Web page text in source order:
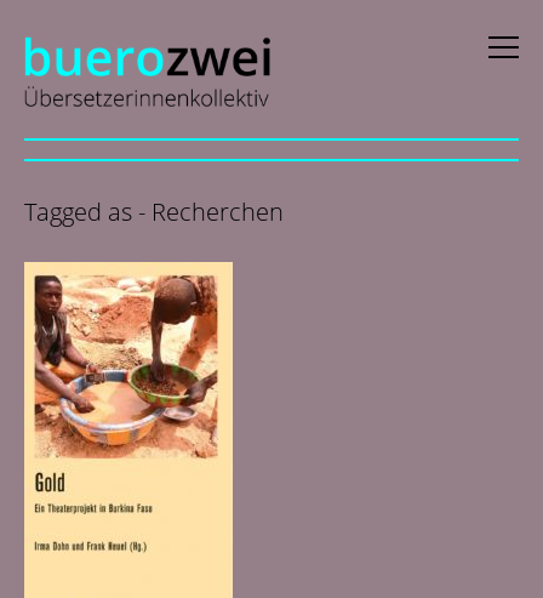
E nglish
rançais
taliano
Nederlands
Profils
Actualités
Réseau
Tagged as - Recherchen